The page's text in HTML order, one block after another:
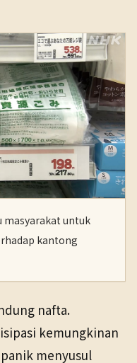
masyarakat untuk
kantong
nafta.
kemungkinan
menyusul